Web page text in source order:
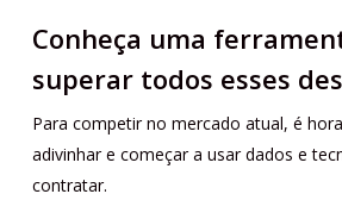
Conheça uma
superar todos esses
Para competir no mercado atual, é
adivinhar e começar a usar dados e
contratar.